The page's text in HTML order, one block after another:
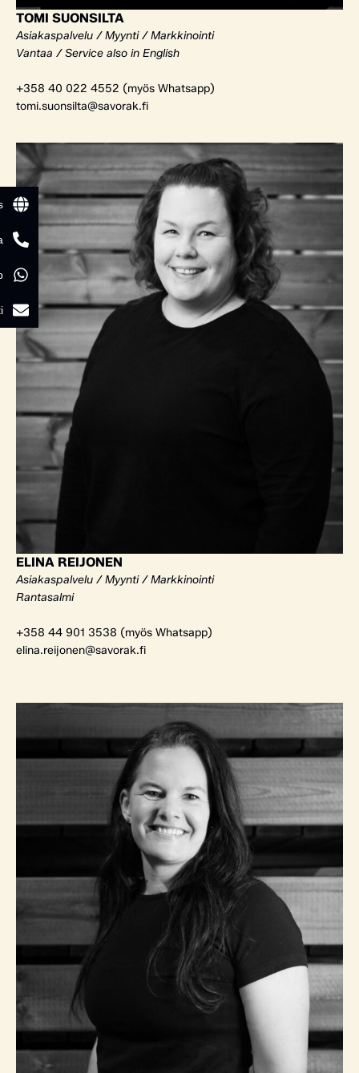
TOMI SUONSILTA
Asiakaspalvelu / Myynti / Markkinointi
Vantaa / Service also in English
+358 40 022 4552 (myös Whatsapp)
tomi.suonsilta@savorak.fi
ELINA REIJONEN
Asiakaspalvelu / Myynti / Markkinointi
Rantasalmi
+358 44 901 3538 (myös Whatsapp)
elina.reijonen@savorak.fi